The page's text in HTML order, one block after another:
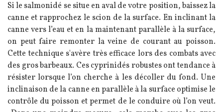
Si le salmonidé se situe en aval de votre position, baissez la
canne et rapprochez le scion de la surface. En inclinant la
canne vers l’eau et en la maintenant parallèle à la surface,
on peut faire remonter la veine de courant au poisson.
Cette technique s'avère très efficace lors des combats avec
des gros barbeaux. Ces cyprinidés robustes ont tendance à
résister lorsque l’on cherche à les décoller du fond. Une
inclinaison de la canne en parallèle à la surface optimise le
contrôle du poisson et permet de le conduire où l’on veut.